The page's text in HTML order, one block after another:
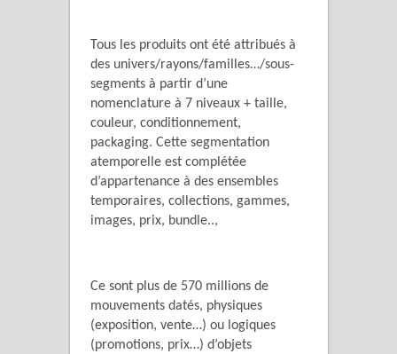
Tous les produits ont été attribués à
des univers/rayons/familles…/sous-
segments à partir d’une
nomenclature à 7 niveaux + taille,
couleur, conditionnement,
packaging. Cette segmentation
atemporelle est complétée
d’appartenance à des ensembles
temporaires, collections, gammes,
images, prix, bundle..,
Ce sont plus de 570 millions de
mouvements datés, physiques
(exposition, vente…) ou logiques
(promotions, prix…) d’objets